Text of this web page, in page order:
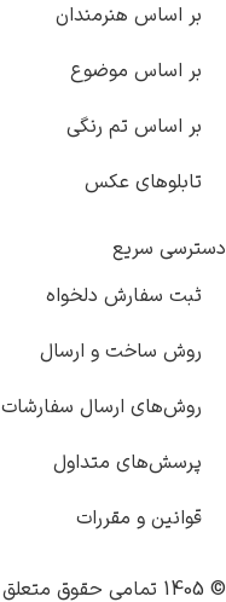
بر اساس هنرمندان
بر اساس موضوع
بر اساس تم رنگی
تابلوهای عکس
دسترسی سریع
ثبت سفارش دلخواه
روش ساخت و ارسال
روش‌های ارسال سفارشات
پرسش‌های متداول
قوانین و مقررات
© 1405 تمامی حقوق متعلق به